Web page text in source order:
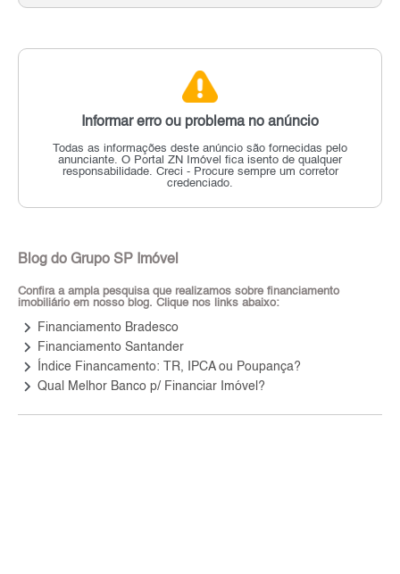
Informar erro ou problema no anúncio
Todas as informações deste anúncio são fornecidas pelo
anunciante. O Portal ZN Imóvel fica isento de qualquer
responsabilidade. Creci - Procure sempre um corretor
credenciado.
Blog do Grupo SP Imóvel
Confira a ampla pesquisa que realizamos sobre financiamento
imobiliário em nosso blog. Clique nos links abaixo:
keyboard_arrow_right Financiamento Bradesco
keyboard_arrow_right Financiamento Santander
keyboard_arrow_right Índice Financamento: TR, IPCA ou Poupança?
keyboard_arrow_right Qual Melhor Banco p/ Financiar Imóvel?